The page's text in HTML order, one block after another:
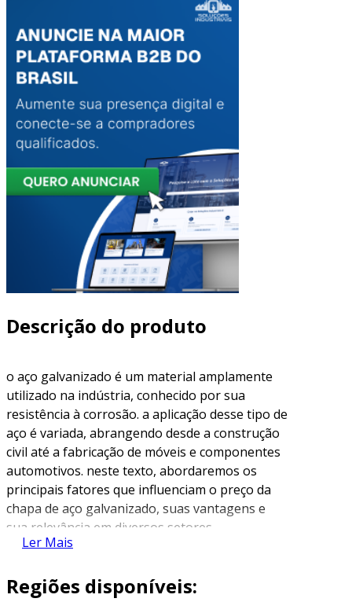
Descrição do produto
o aço galvanizado é um material amplamente
utilizado na indústria, conhecido por sua
resistência à corrosão. a aplicação desse tipo de
aço é variada, abrangendo desde a construção
civil até a fabricação de móveis e componentes
automotivos. neste texto, abordaremos os
principais fatores que influenciam o preço da
chapa de aço galvanizado, suas vantagens e
sua relevância em diversos setores.
o preço da chapa de aço galvanizado pode
Ler Mais
Regiões disponíveis: